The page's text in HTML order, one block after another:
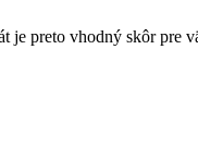
preto vhodný skôr pre